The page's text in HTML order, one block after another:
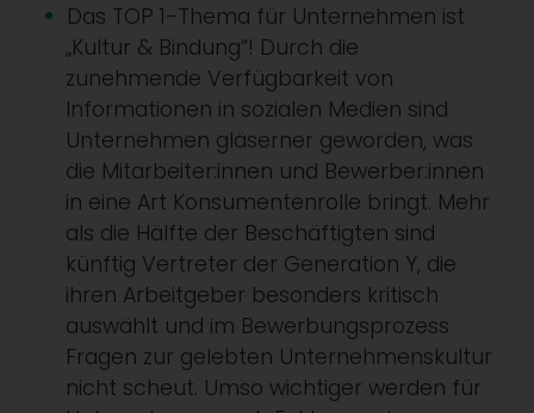
Das TOP 1-Thema für Unternehmen ist
„Kultur & Bindung“! Durch die
zunehmende Verfügbarkeit von
Informationen in sozialen Medien sind
Unternehmen gläserner geworden, was
die Mitarbeiter:innen und Bewerber:innen
in eine Art Konsumentenrolle bringt. Mehr
als die Hälfte der Beschäftigten sind
künftig Vertreter der Generation Y, die
ihren Arbeitgeber besonders kritisch
auswählt und im Bewerbungsprozess
Fragen zur gelebten Unternehmenskultur
nicht scheut. Umso wichtiger werden für